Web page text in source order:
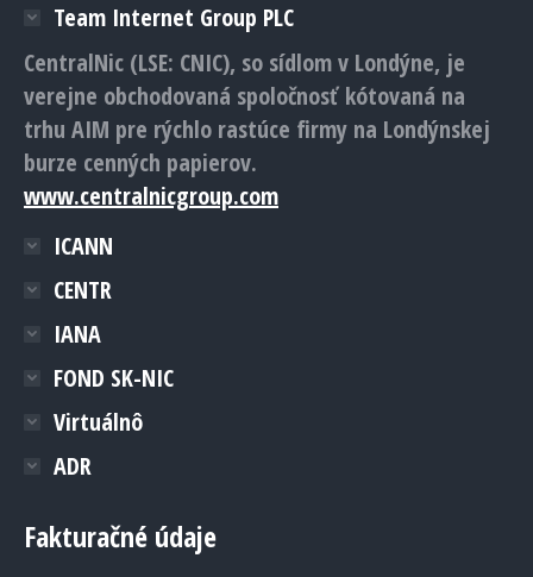
Team Internet Group PLC
CentralNic (LSE: CNIC), so sídlom v Londýne, je
verejne obchodovaná spoločnosť kótovaná na
trhu AIM pre rýchlo rastúce firmy na Londýnskej
burze cenných papierov.
www.centralnicgroup.com
ICANN
CENTR
IANA
FOND SK-NIC
Virtuálnô
ADR
Fakturačné údaje